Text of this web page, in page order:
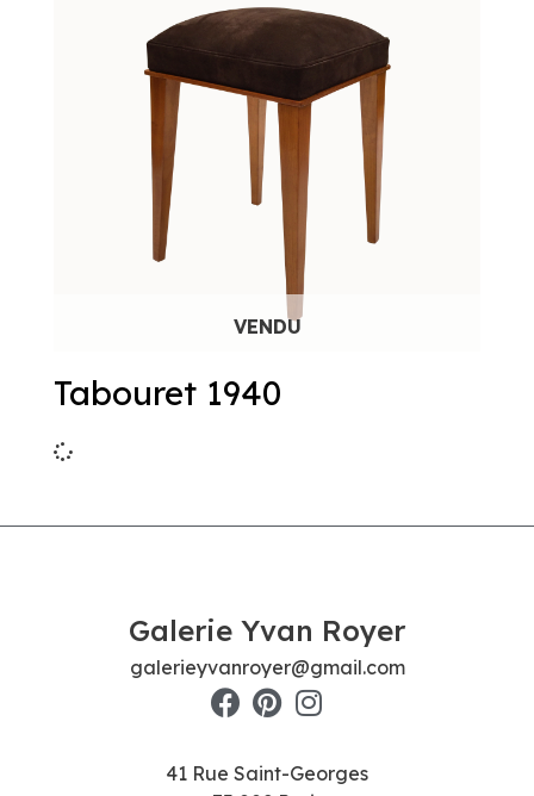
Tabouret 1940
Galerie Yvan Royer
galerieyvanroyer@gmail.com
41 Rue Saint-Georges